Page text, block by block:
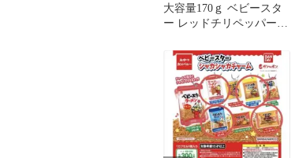
大容量170ｇ ベビースタ
ー レッドチリペッパー
送